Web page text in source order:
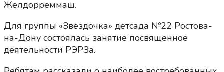
Желдорреммаш.
Для группы «Звездочка» детсада №22 Ростова-
на-Дону состоялась занятие посвященное
деятельности РЭРЗа.